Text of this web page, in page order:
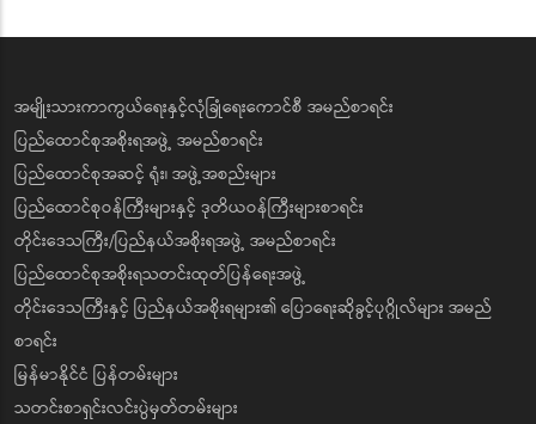
အမျိုးသားကာကွယ်ရေးနှင့်လုံခြုံရေးကောင်စီ အမည်စာရင်း
ပြည်ထောင်စုအစိုးရအဖွဲ့ အမည်စာရင်း
ပြည်ထောင်စုအဆင့် ရုံး၊ အဖွဲ့အစည်းများ
ပြည်ထောင်စုဝန်ကြီးများနှင့် ဒုတိယဝန်ကြီးများစာရင်း
တိုင်းဒေသကြီး/ပြည်နယ်အစိုးရအဖွဲ့ အမည်စာရင်း
ပြည်ထောင်စုအစိုးရသတင်းထုတ်ပြန်ရေးအဖွဲ့
တိုင်းဒေသကြီးနှင့် ပြည်နယ်အစိုးရများ၏ ပြောရေးဆိုခွင့်ပုဂ္ဂိုလ်များ အမည်
စာရင်း
မြန်မာနိုင်ငံ ပြန်တမ်းများ
သတင်းစာရှင်းလင်းပွဲမှတ်တမ်းများ